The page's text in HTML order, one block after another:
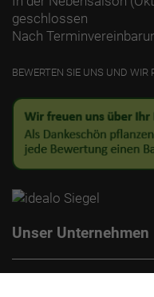
geschlossen
Nach
BEWERTEN SIE UNS UND WIR
Unser Unternehmen